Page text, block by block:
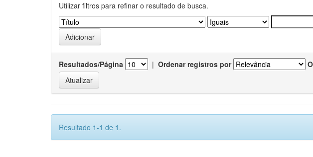
Utilizar filtros para refinar o resultado de busca.
Resultados/Página | Ordenar registros por
Resultado 1-1 de 1.